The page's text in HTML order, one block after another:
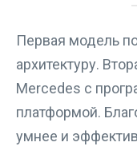
Первая модель
архитектуру.
Mercedes с
платформой.
умнее и